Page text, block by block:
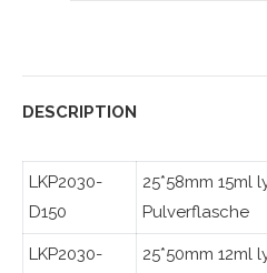
DESCRIPTION
LKP2030-
D150
25*58mm 15ml
Pulverflasche
LKP2030-
25*50mm 12ml